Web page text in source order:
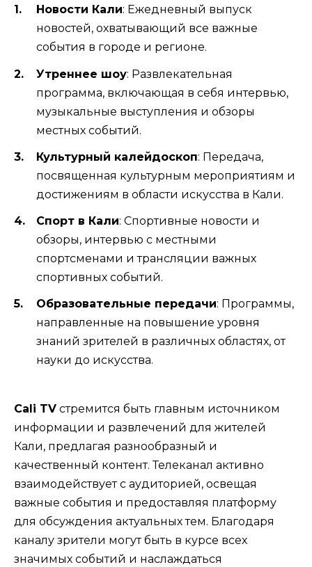
Новости Кали: Ежедневный выпуск
новостей, охватывающий все важные
события в городе и регионе.
Утреннее шоу: Развлекательная
программа, включающая в себя интервью,
музыкальные выступления и обзоры
местных событий.
Культурный калейдоскоп: Передача,
посвященная культурным мероприятиям и
достижениям в области искусства в Кали.
Спорт в Кали: Спортивные новости и
обзоры, интервью с местными
спортсменами и трансляции важных
спортивных событий.
Образовательные передачи: Программы,
направленные на повышение уровня
знаний зрителей в различных областях, от
науки до искусства.
Cali TV стремится быть главным источником
информации и развлечений для жителей
Кали, предлагая разнообразный и
качественный контент. Телеканал активно
взаимодействует с аудиторией, освещая
важные события и предоставляя платформу
для обсуждения актуальных тем. Благодаря
каналу зрители могут быть в курсе всех
значимых событий и наслаждаться